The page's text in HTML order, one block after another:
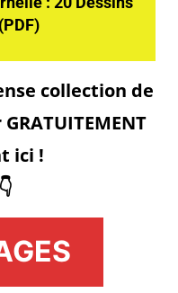
collection de
ici !